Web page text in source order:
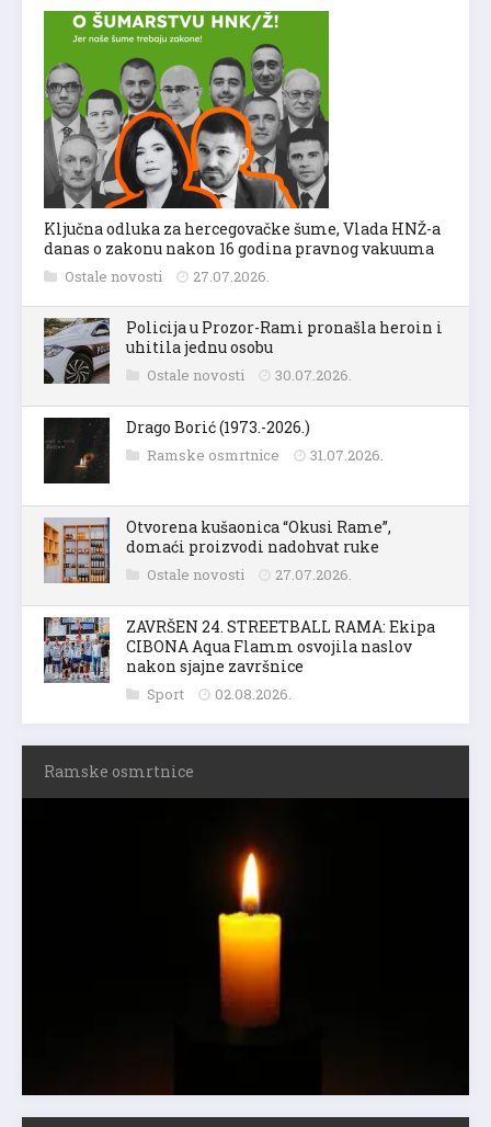
Ključna odluka za hercegovačke šume, Vlada HNŽ-a
danas o zakonu nakon 16 godina pravnog vakuuma
Ostale novosti 27.07.2026.
Policija u Prozor-Rami pronašla heroin i
uhitila jednu osobu
Ostale novosti 30.07.2026.
Drago Borić (1973.-2026.)
Ramske osmrtnice 31.07.2026.
Otvorena kušaonica “Okusi Rame”,
domaći proizvodi nadohvat ruke
Ostale novosti 27.07.2026.
ZAVRŠEN 24. STREETBALL RAMA: Ekipa
CIBONA Aqua Flamm osvojila naslov
nakon sjajne završnice
Sport 02.08.2026.
Ramske osmrtnice